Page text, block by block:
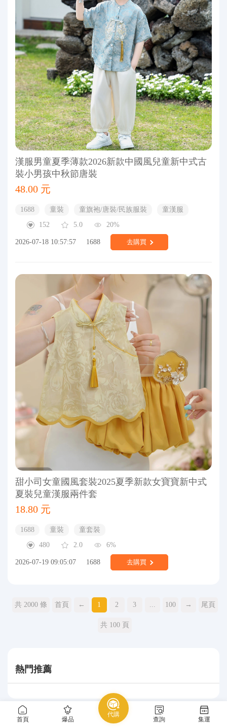
首頁 爆品
代購
查詢 集運
漢服男童夏季薄款2026新款中國風兒童新中式古
裝小男孩中秋節唐裝
48.00 元
1688 童裝 童旗袍/唐裝/民族服裝
童漢服
152
5.0 20%
2026-07-18 10:57:57 1688 去購買
甜小司女童國風套裝2025夏季新款女寶寶新中式
夏裝兒童漢服兩件套
18.80 元
1688 童裝
童套裝
480
2.0 6%
2026-07-19 09:05:07 1688 去購買
共 2000 條 首頁 ← 1 2 3 ... 100 → 尾頁
共 100 頁
熱門推薦